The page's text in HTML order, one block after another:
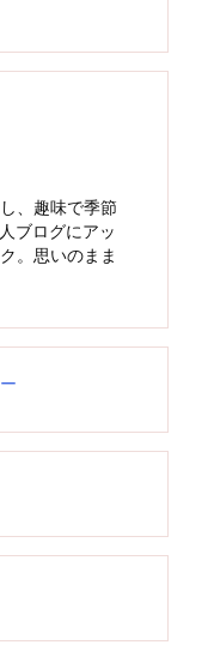
、趣味で季節
ブログにアッ
。思いのまま